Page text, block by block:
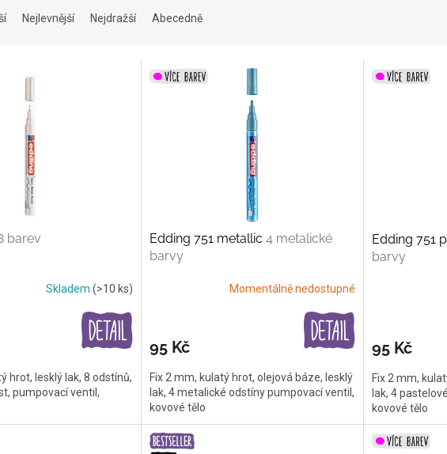
Nejlevnější Nejdražší Abecedně
barev
Skladem (>10 ks)
hrot, lesklý lak, 8 odstínů,
pumpovací ventil,
Edding 751 metallic 4 metalické
barvy
Momentálně nedostupné
95 Kč
Fix 2 mm, kulatý hrot, olejová báze, lesklý
lak, 4 metalické odstíny pumpovací ventil,
kovové tělo
Edding 751
barvy
95 Kč
Fix 2 mm,
lak, 4
kovové tělo